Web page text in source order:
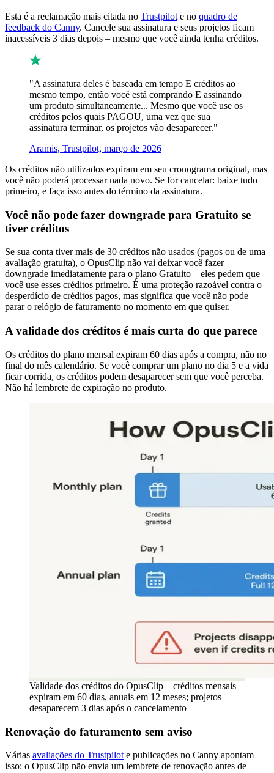
Esta é a reclamação mais citada no Trustpilot e no quadro de
feedback do Canny. Cancele sua assinatura e seus projetos ficam
inacessíveis 3 dias depois – mesmo que você ainda tenha créditos.
"A assinatura deles é baseada em tempo E créditos ao
mesmo tempo, então você está comprando E assinando
um produto simultaneamente... Mesmo que você use os
créditos pelos quais PAGOU, uma vez que sua
assinatura terminar, os projetos vão desaparecer."
Aramis, Trustpilot, março de 2026
Os créditos não utilizados expiram em seu cronograma original, mas
você não poderá processar nada novo. Se for cancelar: baixe tudo
primeiro, e faça isso antes do término da assinatura.
Você não pode fazer downgrade para Gratuito se
tiver créditos
Se sua conta tiver mais de 30 créditos não usados (pagos ou de uma
avaliação gratuita), o OpusClip não vai deixar você fazer
downgrade imediatamente para o plano Gratuito – eles pedem que
você use esses créditos primeiro. É uma proteção razoável contra o
desperdício de créditos pagos, mas significa que você não pode
parar o relógio de faturamento no momento em que quiser.
A validade dos créditos é mais curta do que parece
Os créditos do plano mensal expiram 60 dias após a compra, não no
final do mês calendário. Se você comprar um plano no dia 5 e a vida
ficar corrida, os créditos podem desaparecer sem que você perceba.
Não há lembrete de expiração no produto.
Validade dos créditos do OpusClip – créditos mensais
expiram em 60 dias, anuais em 12 meses; projetos
desaparecem 3 dias após o cancelamento
Renovação do faturamento sem aviso
Várias avaliações do Trustpilot e publicações no Canny apontam
isso: o OpusClip não envia um lembrete de renovação antes de